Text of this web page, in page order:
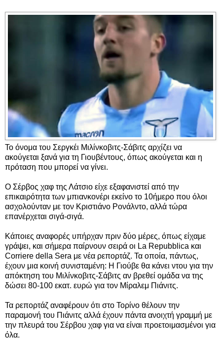
Το όνομα του Σεργκέι Μιλίνκοβιτς-Σάβιτς αρχίζει να
ακούγεται ξανά για τη Γιουβέντους, όπως ακούγεται και η
πρόταση που μπορεί να γίνει.
Ο Σέρβος χαφ της Λάτσιο είχε εξαφανιστεί από την
επικαιρότητα των μπιανκονέρι εκείνο το 10ήμερο που όλοι
ασχολούνταν με τον Κριστιάνο Ρονάλντο, αλλά τώρα
επανέρχεται σιγά-σιγά.
Κάποιες αναφορές υπήρχαν πριν δύο μέρες, όπως είχαμε
γράψει, και σήμερα παίρνουν σειρά οι La Repubblica και
Corriere della Sera με νέα ρεπορτάζ. Τα οποία, πάντως,
έχουν μια κοινή συνισταμένη: Η Γιούβε θα κάνει ντου για την
απόκτηση του Μιλίνκοβιτς-Σάβιτς αν βρεθεί ομάδα να της
δώσει 80-100 εκατ. ευρώ για τον Μίραλεμ Πιάνιτς.
Τα ρεπορτάζ αναφέρουν ότι στο Τορίνο θέλουν την
παραμονή του Πιάνιτς αλλά έχουν πάντα ανοιχτή γραμμή με
την πλευρά του Σέρβου χαφ για να είναι προετοιμασμένοι για
όλα.